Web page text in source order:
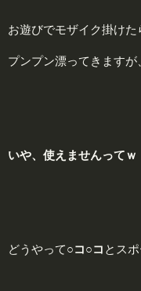
お遊びでモザイク掛けた
プンプン漂ってきますが
いや、 使えませんってｗ
どうやって○コ○コ とス